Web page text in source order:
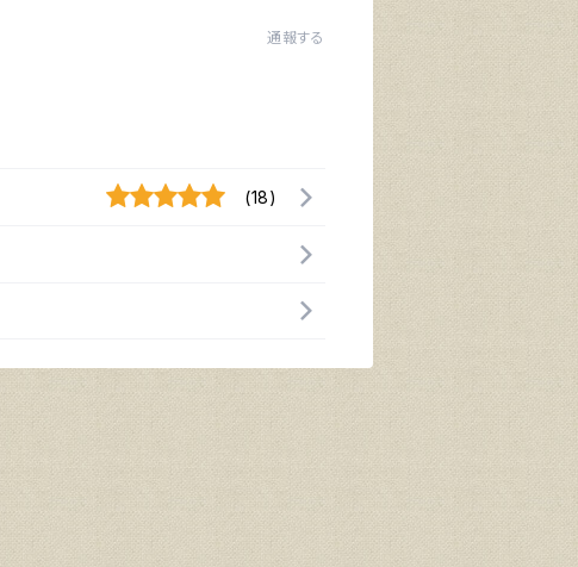
通報する
(18)